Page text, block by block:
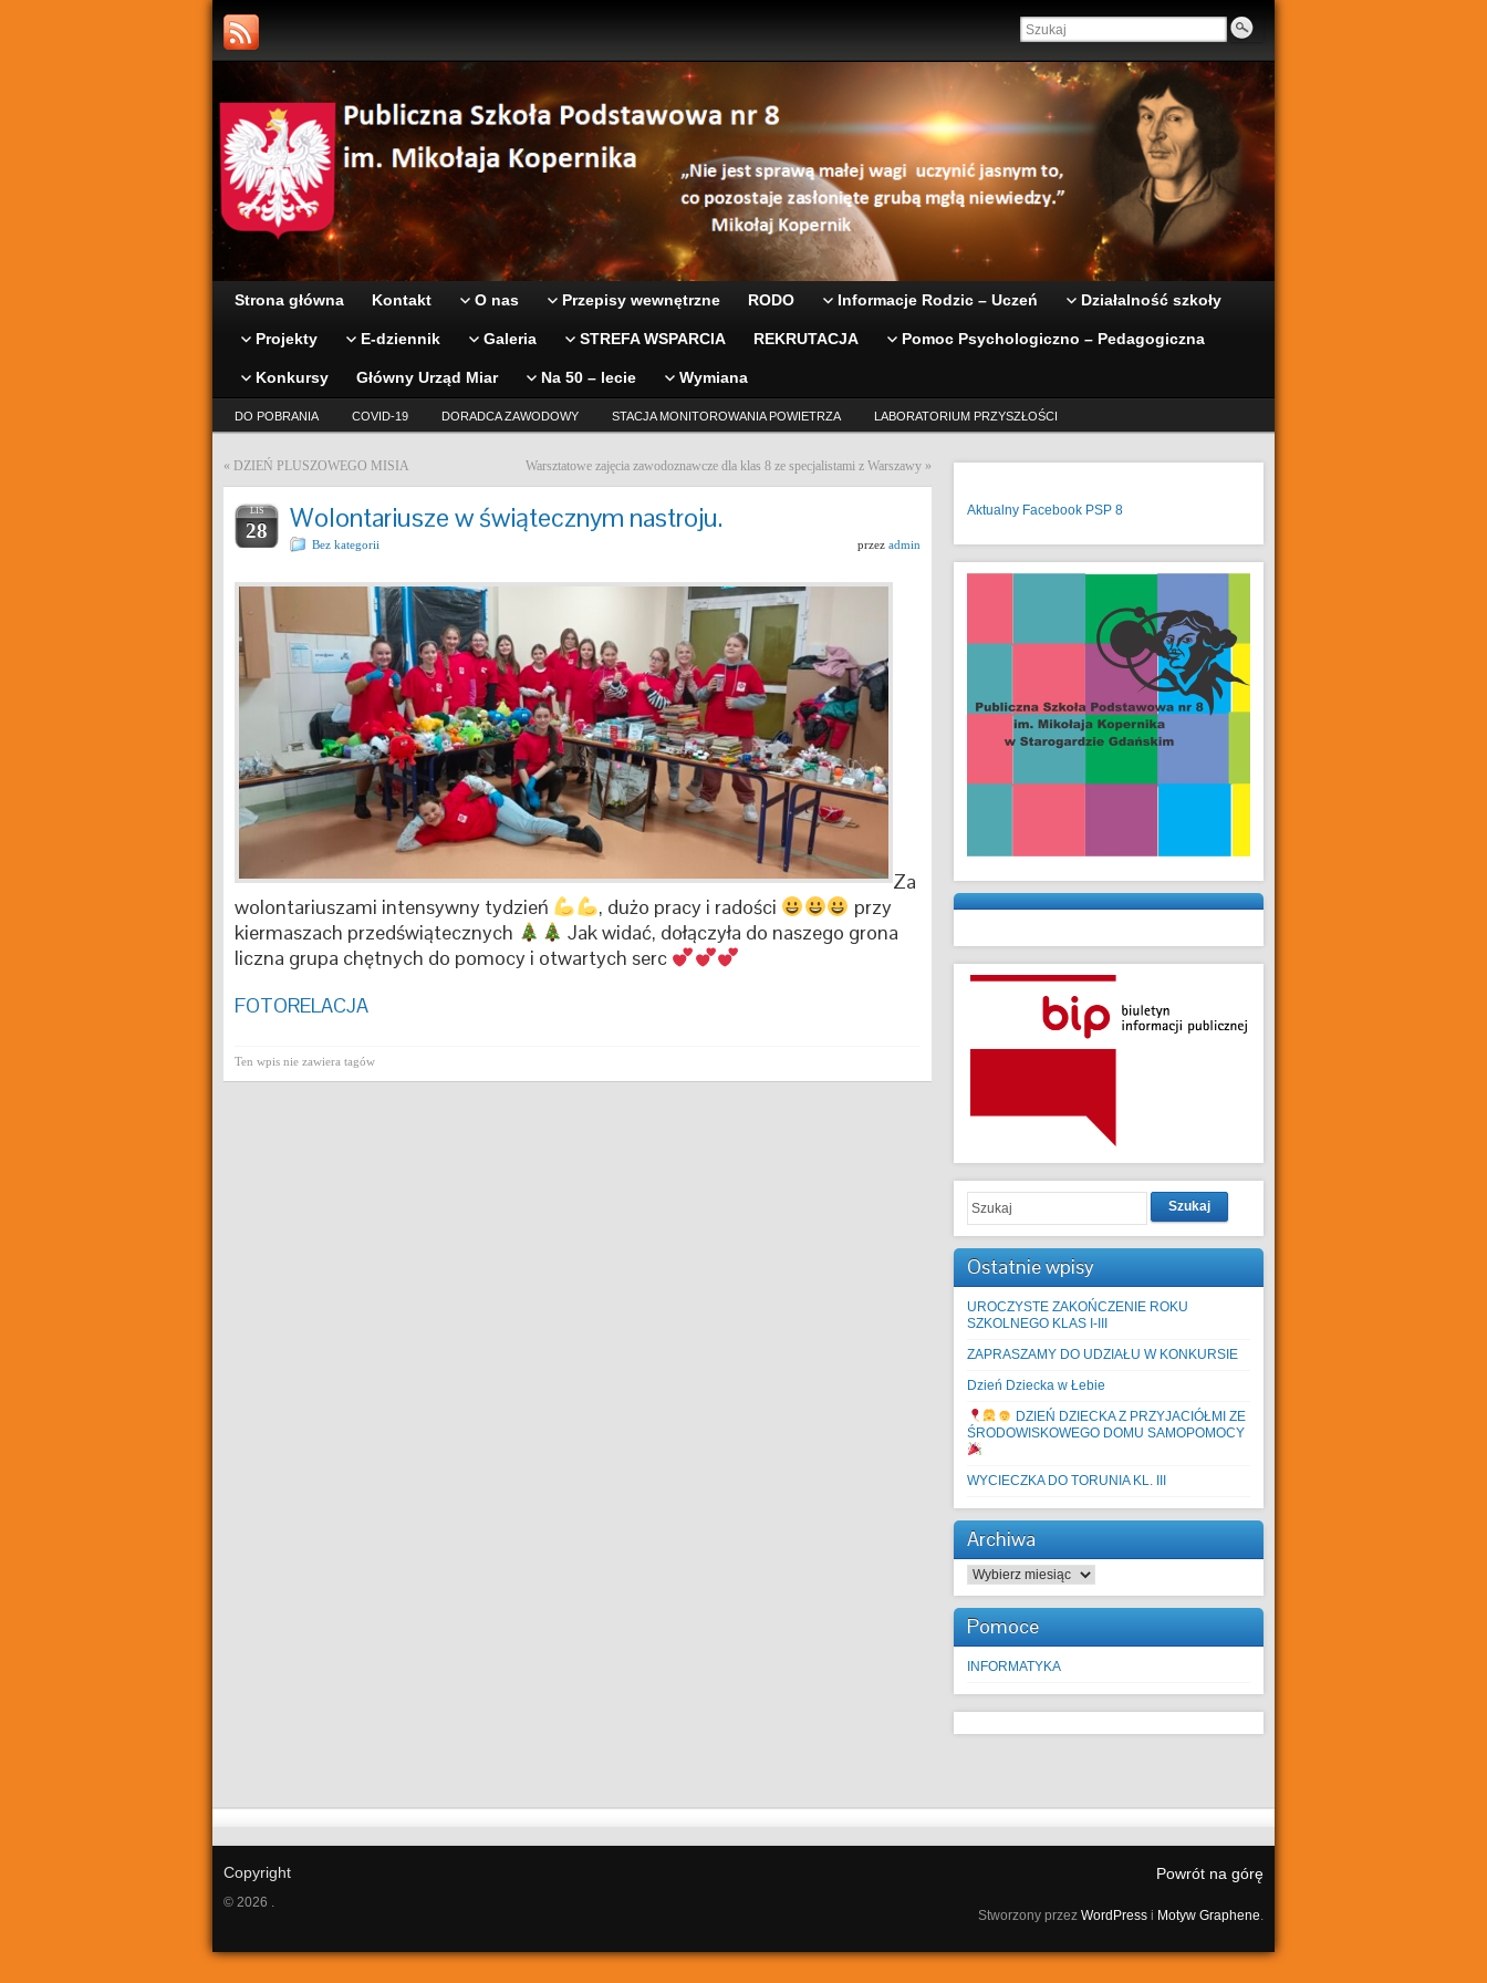
Strona główna Kontakt O nas Przepisy wewnętrzne RODO Informacje Rodzic – Uczeń Działalność szkoły
Projekty E-dziennik Galeria STREFA WSPARCIA REKRUTACJA Pomoc Psychologiczno – Pedagogiczna
Konkursy Główny Urząd Miar Na 50 – lecie Wymiana
DO POBRANIA COVID-19 DORADCA ZAWODOWY STACJA MONITOROWANIA POWIETRZA LABORATORIUM PRZYSZŁOŚCI
« DZIEŃ PLUSZOWEGO MISIA Warsztatowe zajęcia zawodoznawcze dla klas 8 ze specjalistami z Warszawy »
LIS
28 Wolontariusze w świątecznym nastroju.
Bez kategorii przez admin
Za
wolontariuszami intensywny tydzień
, dużo pracy i radości
przy
kiermaszach przedświątecznych
Jak widać, dołączyła do naszego grona
liczna grupa chętnych do pomocy i otwartych serc
FOTORELACJA
Ten wpis nie zawiera tagów
Aktualny Facebook PSP 8
Szukaj
Ostatnie wpisy
UROCZYSTE ZAKOŃCZENIE ROKU
SZKOLNEGO KLAS I-III
ZAPRASZAMY DO UDZIAŁU W KONKURSIE
Dzień Dziecka w Łebie
DZIEŃ DZIECKA Z PRZYJACIÓŁMI ZE
ŚRODOWISKOWEGO DOMU SAMOPOMOCY
WYCIECZKA DO TORUNIA KL. III
Archiwa
Archiwa
Pomoce
INFORMATYKA
Copyright
© 2026 .
Powrót na górę
Stworzony przez WordPress i Motyw Graphene